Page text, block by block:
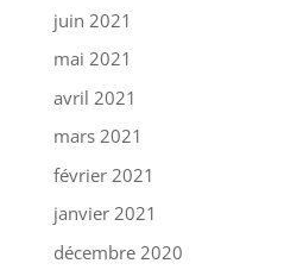
juin 2021
mai 2021
avril 2021
mars 2021
février 2021
janvier 2021
décembre 2020